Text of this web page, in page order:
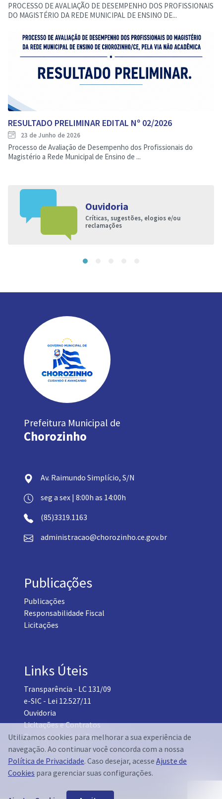
PROCESSO DE AVALIAÇÃO DE DESEMPENHO DOS PROFISSIONAIS
DO MAGISTÉRIO DA REDE MUNICIPAL DE ENSINO DE...
RESULTADO PRELIMINAR EDITAL Nº 02/2026
23 de Junho de 2026
Processo de Avaliação de Desempenho dos Profissionais do
Magistério a Rede Municipal de Ensino de ...
Ouvidoria
Críticas, sugestões, elogios e/ou
reclamações
Prefeitura Municipal de
Chorozinho
Av. Raimundo Simplício, S/N
seg a sex | 8:00h as 14:00h
(85)3319.1163
administracao@chorozinho.ce.gov.br
Publicações
Publicações
Responsabilidade Fiscal
Licitações
Links Úteis
Transparência - LC 131/09
e-SIC - Lei 12.527/11
Ouvidoria
Licitações e Contratos
Responsabilidade Fiscal
Portal do TCM-CE
Governo Transparente - Setor Pessoal
Utilizamos cookies para melhorar a sua experiência de
navegação. Ao continuar você concorda com a nossa
Política de Privacidade. Caso desejar, acesse Ajuste de
Cookies para gerenciar suas configurações.